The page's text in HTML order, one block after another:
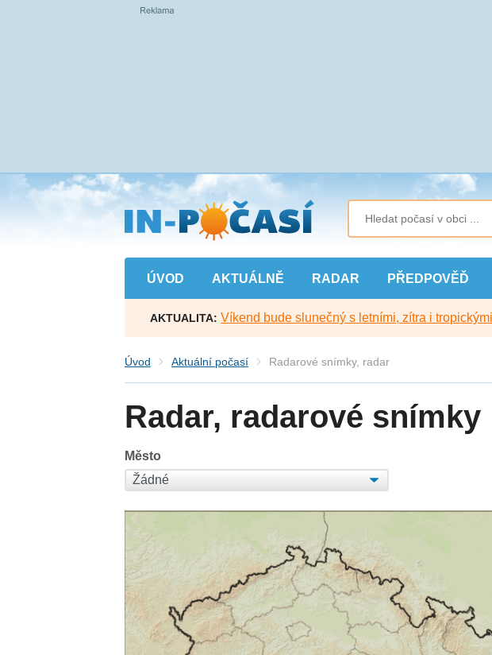
Přejít
na
hlavní
obsah
ÚVOD AKTUÁLNĚ RADAR PŘEDPOVĚĎ
AKTUALITA: Víkend bude slunečný s letními, zítra i
Úvod Aktuální počasí Radarové snímky, radar
Radar, radarové snímky
Město